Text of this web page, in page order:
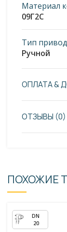
Материал
09Г2С
Тип
Ручной
ОПЛАТА &
ОТЗЫВЫ (0)
ПОХОЖИЕ
20